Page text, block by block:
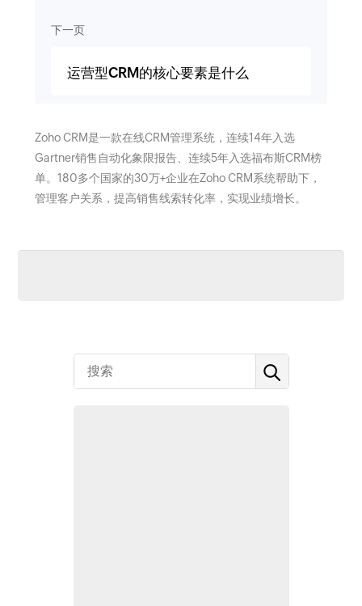
下一页
运营型CRM的核心要素是什么
Zoho CRM是一款在线CRM管理系统，连续14年入选
Gartner销售自动化象限报告、连续5年入选福布斯CRM榜
单。180多个国家的30万+企业在Zoho CRM系统帮助下，
管理客户关系，提高销售线索转化率，实现业绩增长。